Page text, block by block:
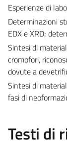
Esperienze di
Determinazioni
EDX e XRD;
Sintesi di
cromofori,
dovute a
Sintesi di
fasi di
Testi di